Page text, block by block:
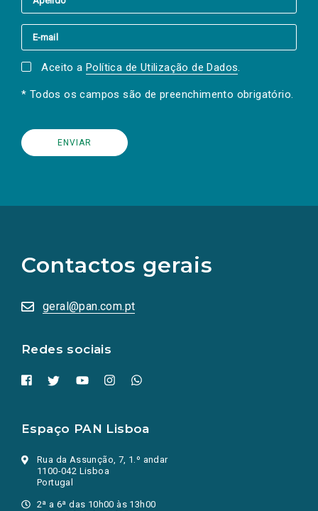
Aceito a Política de Utilização de Dados.
* Todos os campos são de preenchimento obrigatório.
Contactos gerais
geral@pan.com.pt
Redes sociais
redes
sociais
numa
nova
Espaço PAN Lisboa
Rua da Assunção, 7, 1.º andar
1100-042 Lisboa
Portugal
2ª a 6ª das 10h00 às 13h00